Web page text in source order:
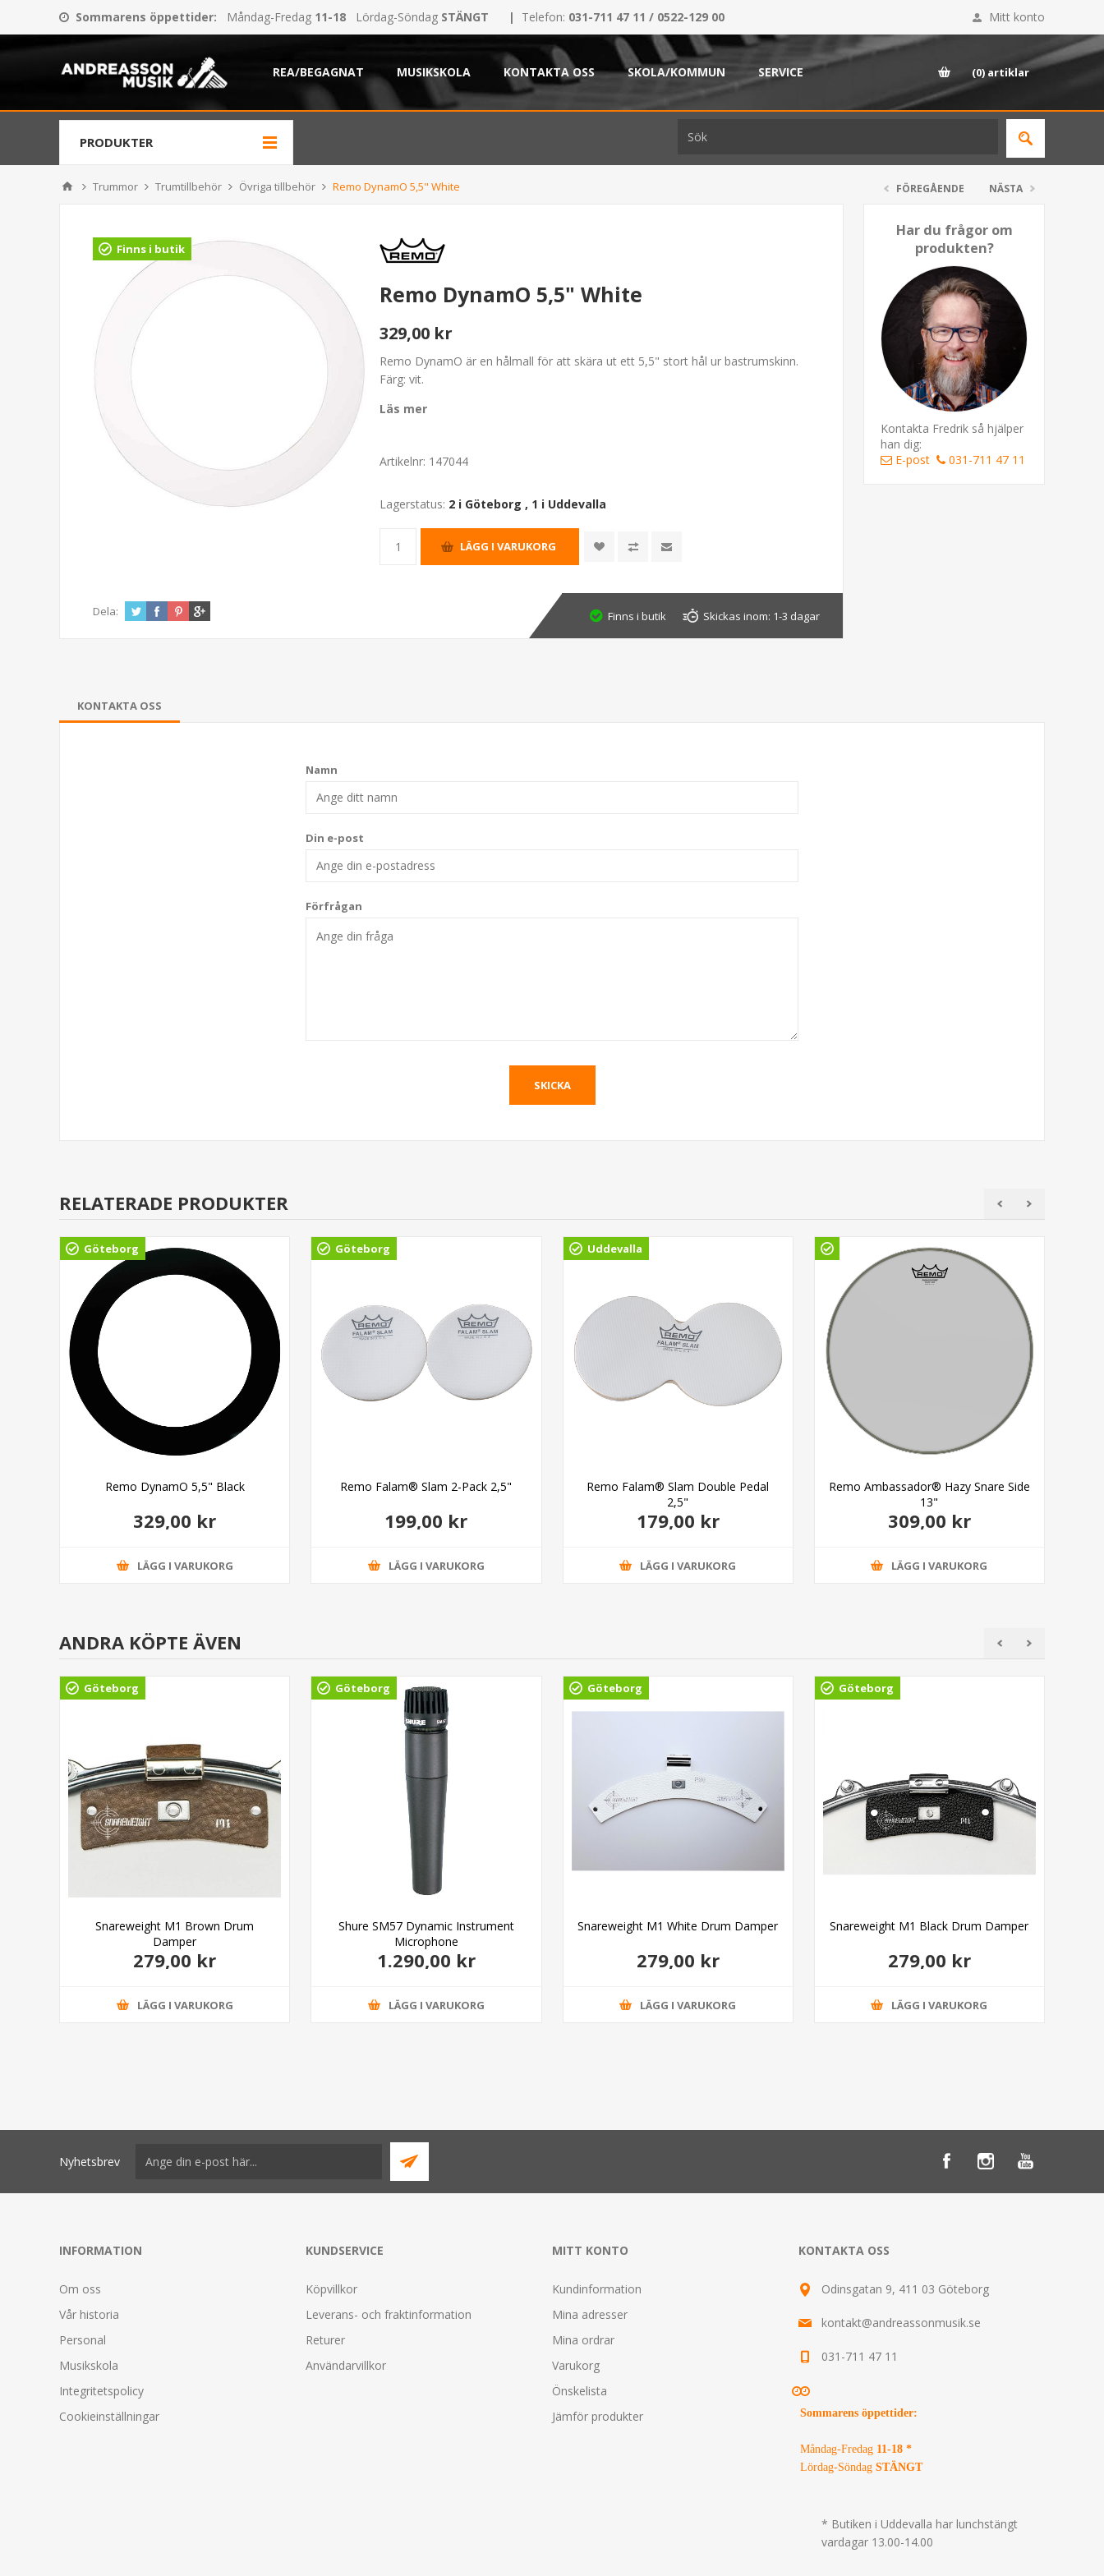
Sommarens öppettider: Måndag-Fredag 11-18 Lördag-Söndag STÄNGT | Telefon: 031-711 47 11 / 0522-129 00 Mitt konto
REA/BEGAGNAT MUSIKSKOLA KONTAKTA OSS SKOLA/KOMMUN SERVICE (0) artiklar
PRODUKTER
Trummor Trumtillbehör Övriga tillbehör Remo DynamO 5,5" White FÖREGÅENDE NÄSTA
Har du frågor om
produkten?
Kontakta Fredrik så hjälper
han dig:
E-post
031-711 47 11
Finns i butik
Remo DynamO 5,5" White
329,00 kr
Remo DynamO är en hålmall för att skära ut ett 5,5" stort hål ur bastrumskinn.
Färg: vit.
Läs mer
Artikelnr: 147044
Lagerstatus: 2 i Göteborg , 1 i Uddevalla
Dela: Finns i butik Skickas inom: 1-3 dagar
KONTAKTA OSS
Namn
Din e-post
Förfrågan
RELATERADE PRODUKTER
Göteborg
Remo DynamO 5,5" Black
329,00 kr
LÄGG I VARUKORG
Göteborg
Remo Falam® Slam 2-Pack 2,5"
199,00 kr
LÄGG I VARUKORG
Uddevalla
Remo Falam® Slam Double Pedal
2,5"
179,00 kr
LÄGG I VARUKORG
Remo Ambassador® Hazy Snare Side
13"
309,00 kr
LÄGG I VARUKORG
ANDRA KÖPTE ÄVEN
Göteborg
Snareweight M1 Brown Drum
Damper
279,00 kr
LÄGG I VARUKORG
Göteborg
Shure SM57 Dynamic Instrument
Microphone
1.290,00 kr
LÄGG I VARUKORG
Göteborg
Snareweight M1 White Drum Damper
279,00 kr
LÄGG I VARUKORG
Göteborg
Snareweight M1 Black Drum Damper
279,00 kr
LÄGG I VARUKORG
Nyhetsbrev
INFORMATION
Om oss
Vår historia
Personal
Musikskola
Integritetspolicy
Cookieinställningar
KUNDSERVICE
Köpvillkor
Leverans- och fraktinformation
Returer
Användarvillkor
MITT KONTO
Kundinformation
Mina adresser
Mina ordrar
Varukorg
Önskelista
Jämför produkter
KONTAKTA OSS
Odinsgatan 9, 411 03 Göteborg
kontakt@andreassonmusik.se
031-711 47 11
Sommarens öppettider:
Måndag-Fredag 11-18 *
Lördag-Söndag STÄNGT
* Butiken i Uddevalla har lunchstängt
vardagar 13.00-14.00